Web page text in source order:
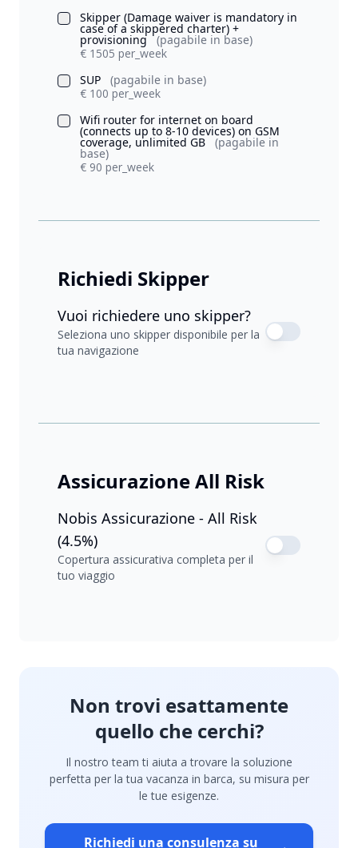
Skipper (Damage waiver is mandatory in
case of a skippered charter) +
provisioning
(pagabile in base)
€ 1505 per_week
SUP
(pagabile in base)
€ 100 per_week
Wifi router for internet on board
(connects up to 8-10 devices) on GSM
coverage, unlimited GB (pagabile in
base)
€ 90 per_week
Richiedi Skipper
Vuoi richiedere uno skipper?
Seleziona uno skipper disponibile per la
tua navigazione
Assicurazione All Risk
Nobis Assicurazione - All Risk
(4.5%)
Copertura assicurativa completa per il
tuo viaggio
Non trovi esattamente
quello che cerchi?
Il nostro team ti aiuta a trovare la soluzione
perfetta per la tua vacanza in barca, su misura per
le tue esigenze.
Richiedi una consulenza su